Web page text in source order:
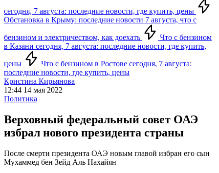
сегодня, 7 августа: последние новости, где купить, цены
Обстановка в Крыму: последние новости 7 августа, что с
бензином и электричеством, как доехать
Что с бензином
в Казани сегодня, 7 августа: последние новости, где купить,
цены
Что с бензином в Ростове сегодня, 7 августа:
последние новости, где купить, цены
Кристина Кирьянова
12:44 14 мая 2022
Политика
Верховный федеральный совет ОАЭ
избрал нового президента страны
После смерти президента ОАЭ новым главой избран его сын
Мухаммед бен Зейд Аль Нахайян